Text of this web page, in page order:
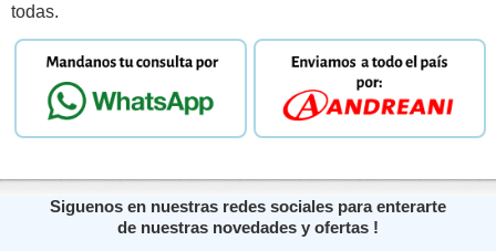
todas.
Siguenos en nuestras redes sociales para enterarte
de nuestras novedades y ofertas !